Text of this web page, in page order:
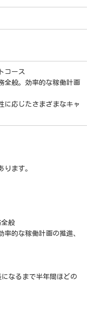
コース
全般。効率的な稼働計画
に応じたさまざまなキャ
ます。
般
的な稼働計画の推進、
なるまで半年間ほどの